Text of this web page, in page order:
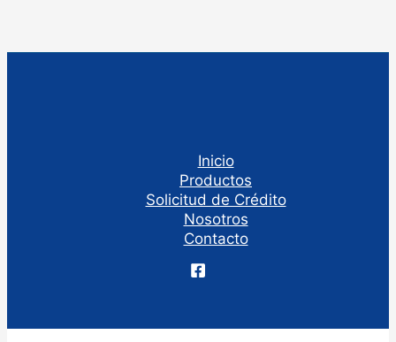
Inicio
Productos
Solicitud de Crédito
Nosotros
Contacto